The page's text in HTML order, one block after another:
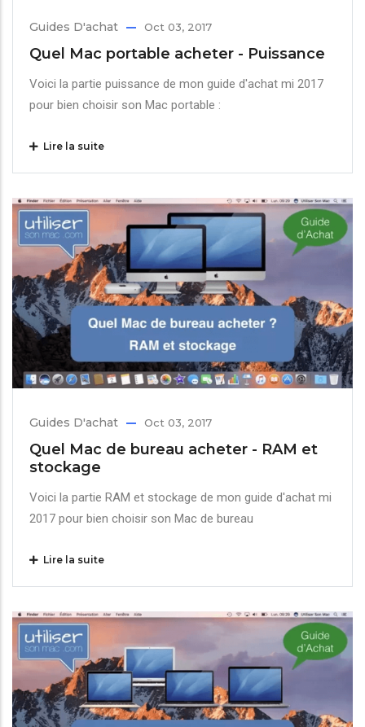
Guides D'achat Oct 03, 2017
Quel Mac portable acheter - Puissance
Voici la partie puissance de mon guide d'achat mi 2017
pour bien choisir son Mac portable :
Lire la suite
Guides D'achat Oct 03, 2017
Quel Mac de bureau acheter - RAM et
stockage
Voici la partie RAM et stockage de mon guide d'achat mi
2017 pour bien choisir son Mac de bureau
Lire la suite